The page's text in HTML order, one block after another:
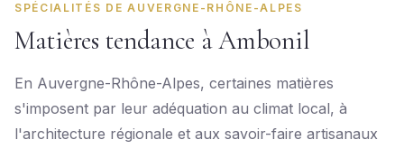
SPÉCIALITÉS DE AUVERGNE-RHÔNE-ALPES
Matières tendance à Ambonil
En Auvergne-Rhône-Alpes, certaines matières
s'imposent par leur adéquation au climat local, à
l'architecture régionale et aux savoir-faire artisanaux